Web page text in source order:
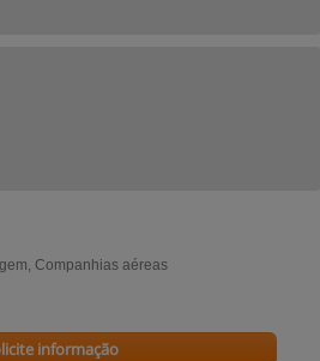
Companhias aéreas
informação